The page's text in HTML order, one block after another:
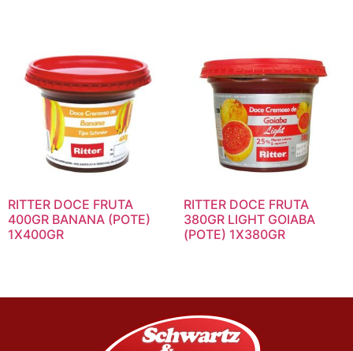
RITTER DOCE FRUTA
400GR BANANA (POTE)
1X400GR
RITTER DOCE FRUTA
380GR LIGHT GOIABA
(POTE) 1X380GR